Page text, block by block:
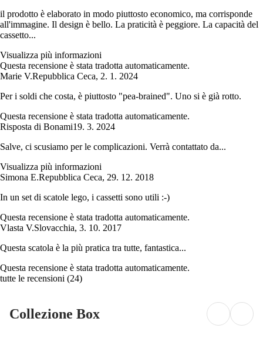
il prodotto è elaborato in modo piuttosto economico, ma corrisponde
all'immagine. Il design è bello. La praticità è peggiore. La capacità del
cassetto...
Visualizza più informazioni
Questa recensione è stata tradotta automaticamente.
Marie V.Repubblica Ceca, 2. 1. 2024
Per i soldi che costa, è piuttosto "pea-brained". Uno si è già rotto.
Questa recensione è stata tradotta automaticamente.
Risposta di Bonami19. 3. 2024
Salve, ci scusiamo per le complicazioni. Verrà contattato da...
Visualizza più informazioni
Simona E.Repubblica Ceca, 29. 12. 2018
In un set di scatole lego, i cassetti sono utili :-)
Questa recensione è stata tradotta automaticamente.
Vlasta V.Slovacchia, 3. 10. 2017
Questa scatola è la più pratica tra tutte, fantastica...
Questa recensione è stata tradotta automaticamente.
tutte le recensioni (24)
Collezione Box